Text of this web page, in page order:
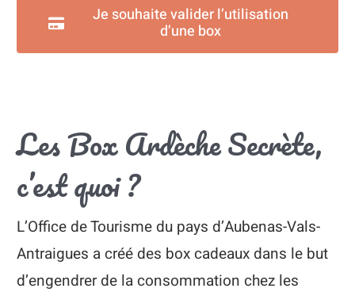
Je souhaite valider l’utilisation
d’une box
Les Box Ardèche Secrète,
c’est quoi ?
L’Office de Tourisme du pays d’Aubenas-Vals-
Antraigues a créé des box cadeaux dans le but
d’engendrer de la consommation chez les